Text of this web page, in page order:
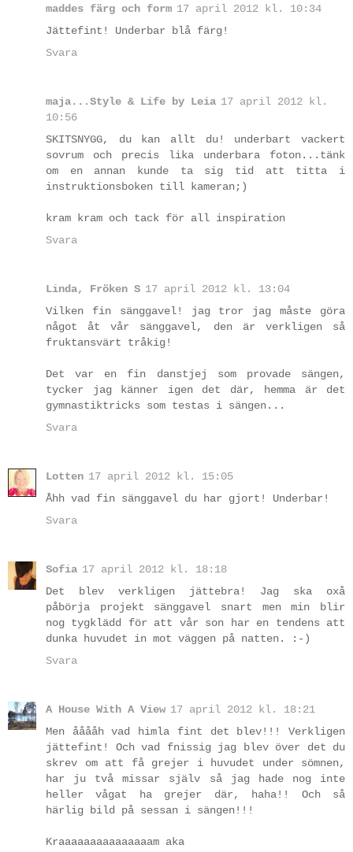
maddes färg och form 17 april 2012 kl. 10:34
Jättefint! Underbar blå färg!
Svara
maja...Style & Life by Leia 17 april 2012 kl.
10:56
SKITSNYGG, du kan allt du! underbart vackert
sovrum och precis lika underbara foton...tänk
om en annan kunde ta sig tid att titta i
instruktionsboken till kameran;)
kram kram och tack för all inspiration
Svara
Linda, Fröken S 17 april 2012 kl. 13:04
Vilken fin sänggavel! jag tror jag måste göra
något åt vår sänggavel, den är verkligen så
fruktansvärt tråkig!
Det var en fin danstjej som provade sängen,
tycker jag känner igen det där, hemma är det
gymnastiktricks som testas i sängen...
Svara
Lotten 17 april 2012 kl. 15:05
Åhh vad fin sänggavel du har gjort! Underbar!
Svara
Sofia 17 april 2012 kl. 18:18
Det blev verkligen jättebra! Jag ska oxå
påbörja projekt sänggavel snart men min blir
nog tygklädd för att vår son har en tendens att
dunka huvudet in mot väggen på natten. :-)
Svara
A House With A View 17 april 2012 kl. 18:21
Men ååååh vad himla fint det blev!!! Verkligen
jättefint! Och vad fnissig jag blev över det du
skrev om att få grejer i huvudet under sömnen,
har ju två missar själv så jag hade nog inte
heller vågat ha grejer där, haha!! Och så
härlig bild på sessan i sängen!!!
Kraaaaaaaaaaaaaaam aka